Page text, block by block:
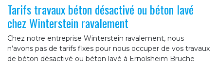
Tarifs travaux béton désactivé ou béton lavé
chez Winterstein ravalement
Chez notre entreprise Winterstein ravalement, nous
n’avons pas de tarifs fixes pour nous occuper de vos travaux
de béton désactivé ou béton lavé à Ernolsheim Bruche